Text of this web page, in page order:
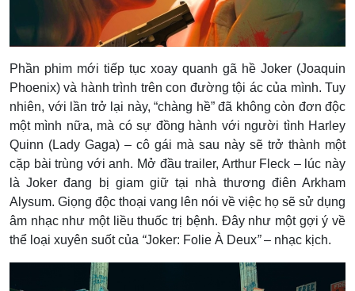
Phần phim mới tiếp tục xoay quanh gã hề Joker (Joaquin
Phoenix) và hành trình trên con đường tội ác của mình. Tuy
nhiên, với lần trở lại này, “chàng hề” đã không còn đơn độc
một mình nữa, mà có sự đồng hành với người tình Harley
Quinn (Lady Gaga) – cô gái mà sau này sẽ trở thành một
cặp bài trùng với anh. Mở đầu trailer, Arthur Fleck – lúc này
là Joker đang bị giam giữ tại nhà thương điên Arkham
Alysum. Giọng độc thoại vang lên nói về việc họ sẽ sử dụng
âm nhạc như một liều thuốc trị bệnh. Đây như một gợi ý về
thể loại xuyên suốt của “Joker: Folie À Deux”– nhạc kịch.